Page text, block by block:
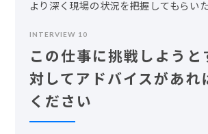
より深く現場の状況を把握してもらいた
INTERVIEW 10
この仕事に挑戦しようと
対してアドバイスがあれ
ください